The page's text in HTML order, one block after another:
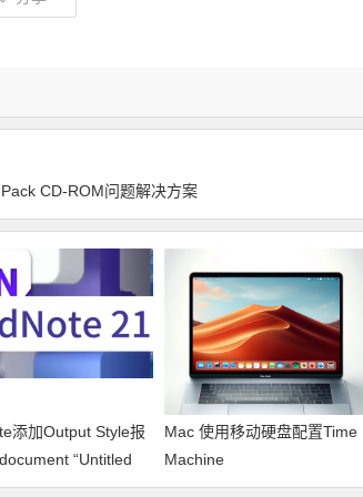
CD-ROM问题解决方案
添加Output Style报
“Untitled
not be saved as
Mac 使用移动硬盘配置Time
Machine